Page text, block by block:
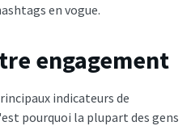
en vogue.
engagement
indicateurs de
pourquoi la plupart des gens